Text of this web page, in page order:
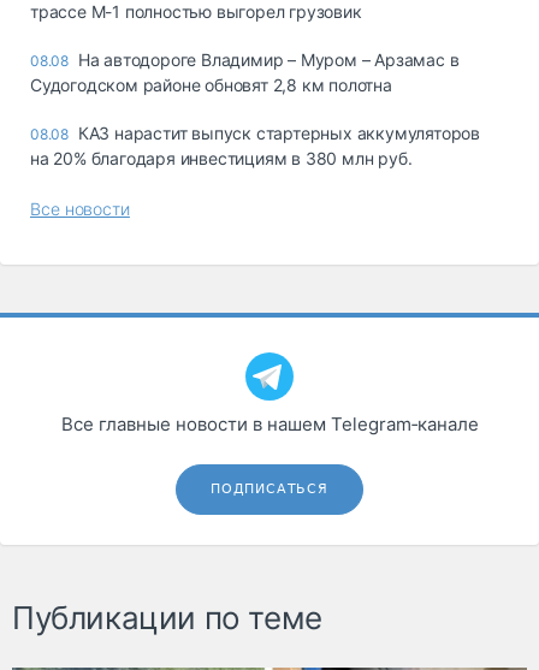
трассе М-1 полностью выгорел грузовик
08.08 На автодороге Владимир – Муром – Арзамас в
Судогодском районе обновят 2,8 км полотна
08.08 КАЗ нарастит выпуск стартерных аккумуляторов
на 20% благодаря инвестициям в 380 млн руб.
Все новости
Все главные новости в нашем Telegram‑канале
ПОДПИСАТЬСЯ
Публикации по теме